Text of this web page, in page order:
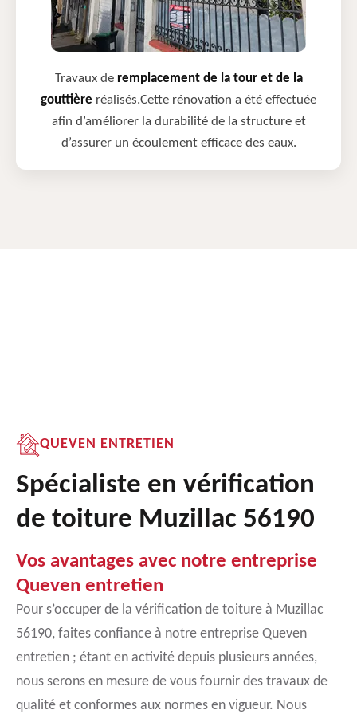
Travaux de remplacement de la tour et de la
gouttière réalisés.Cette rénovation a été effectuée
afin d’améliorer la durabilité de la structure et
d’assurer un écoulement efficace des eaux.
QUEVEN ENTRETIEN
Spécialiste en vérification
de toiture Muzillac 56190
Vos avantages avec notre entreprise
Queven entretien
Pour s’occuper de la vérification de toiture à Muzillac
56190, faites confiance à notre entreprise Queven
entretien ; étant en activité depuis plusieurs années,
nous serons en mesure de vous fournir des travaux de
qualité et conformes aux normes en vigueur. Nous